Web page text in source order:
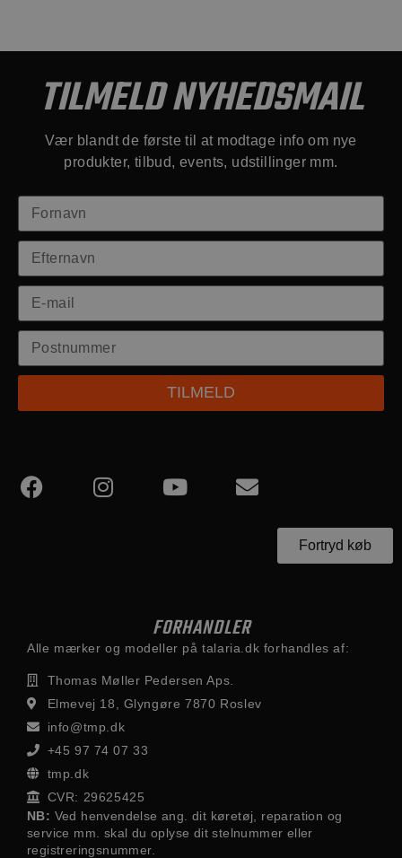
TILMELD NYHEDSMAIL
Vær blandt de første til at modtage info om nye
produkter, tilbud, events, udstillinger mm.
TILMELD
Fortryd køb
FORHANDLER
Alle mærker og modeller på talaria.dk forhandles af:
Thomas Møller Pedersen Aps.
Elmevej 18, Glyngøre 7870 Roslev
info@tmp.dk
+45 97 74 07 33
tmp.dk
CVR: 29625425
NB: Ved henvendelse ang. dit køretøj, reparation og
service mm. skal du oplyse dit stelnummer eller
registreringsnummer.